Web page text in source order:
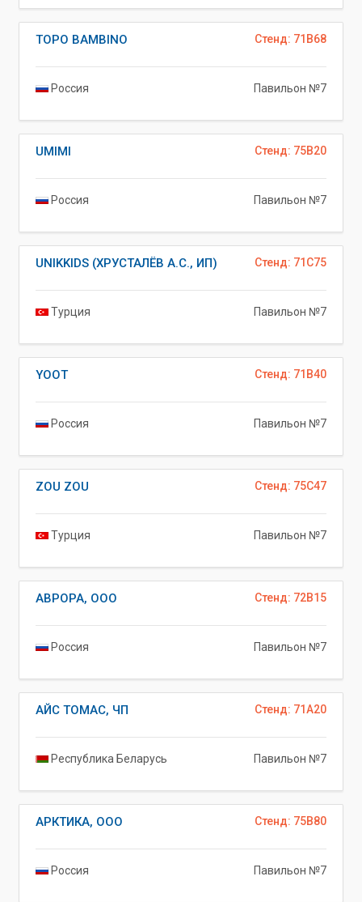
Стенд: 71B68
TOPO BAMBINO
Россия Павильон №7
Стенд: 75B20
UMIMI
Россия Павильон №7
Стенд: 71C75
UNIKKIDS (ХРУСТАЛЁВ А.С., ИП)
Турция Павильон №7
Стенд: 71B40
YOOT
Россия Павильон №7
Стенд: 75C47
ZOU ZOU
Турция Павильон №7
Стенд: 72B15
АВРОРА, ООО
Россия Павильон №7
Стенд: 71A20
АЙС ТОМАС, ЧП
Республика Беларусь Павильон №7
Стенд: 75B80
АРКТИКА, ООО
Россия Павильон №7